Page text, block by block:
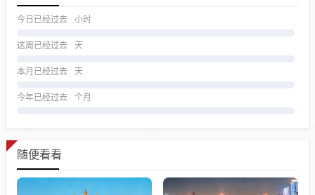
今日已经过去 小时
这周已经过去 天
本月已经过去 天
今年已经过去 个月
随便看看